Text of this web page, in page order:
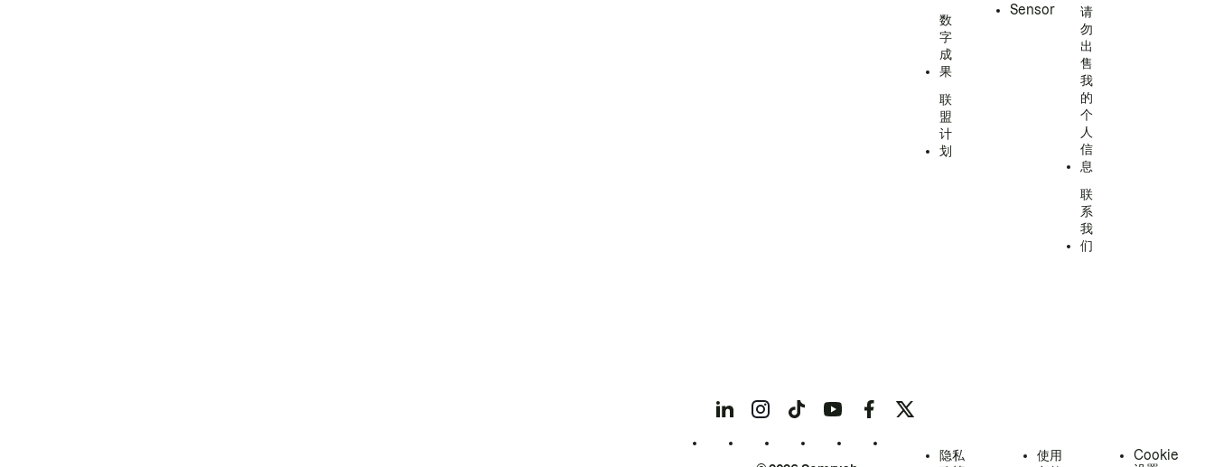
数
字
成
果
联
盟
计
划
Sensor
请
勿
出
售
我
的
个
人
信
息
联
系
我
们
隐私
使用
Cookie